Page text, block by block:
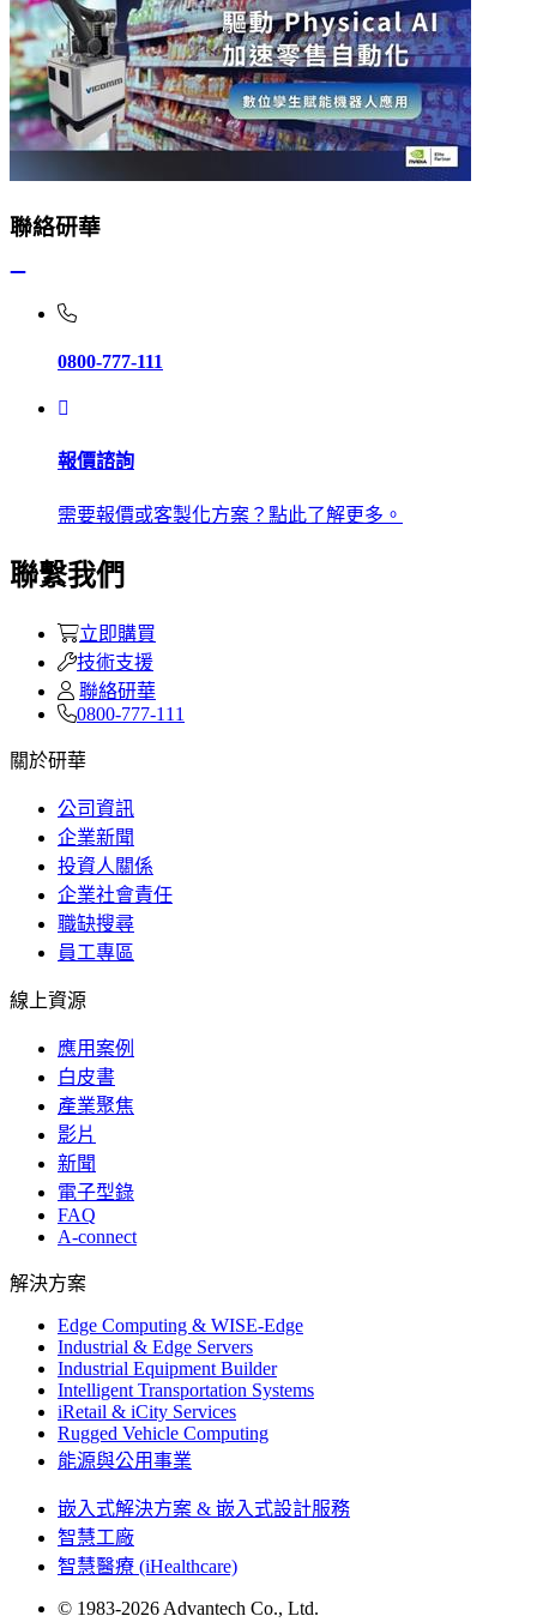
聯絡研華
0800-777-111
報價諮詢
需要報價或客製化方案？點此了解更多。
聯繫我們
立即購買
技術支援
聯絡研華
0800-777-111
關於研華
公司資訊
企業新聞
投資人關係
企業社會責任
職缺搜尋
員工專區
線上資源
應用案例
白皮書
產業聚焦
影片
新聞
電子型錄
FAQ
A-connect
解決方案
Edge Computing & WISE-Edge
Industrial & Edge Servers
Industrial Equipment Builder
Intelligent Transportation Systems
iRetail & iCity Services
Rugged Vehicle Computing
能源與公用事業
嵌入式解決方案 & 嵌入式設計服務
智慧工廠
智慧醫療 (iHealthcare)
© 1983-2026 Advantech Co., Ltd.